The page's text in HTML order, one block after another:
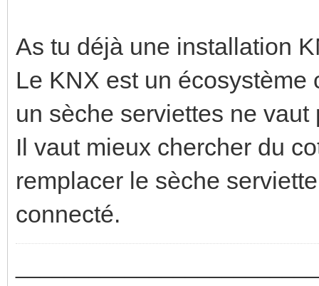
As tu déjà une installation
Le KNX est un écosystème
un sèche serviettes ne vaut
Il vaut mieux chercher du
remplacer le sèche
connecté.